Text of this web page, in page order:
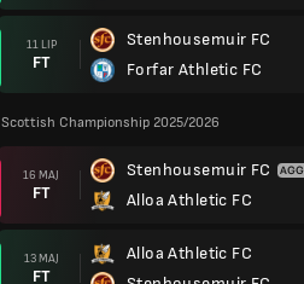
11 LIP
FT
Stenhousemuir FC
Forfar Athletic FC
Scottish Championship 2025/2026
16 MAJ
FT
Stenhousemuir FC
Alloa Athletic FC
13 MAJ
FT
Alloa Athletic FC